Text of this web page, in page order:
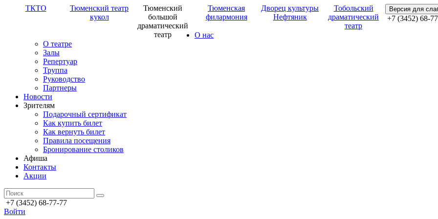
ТКТО
Тюменский театр
кукол
Тюменский
большой
драматический
театр
Тюменская
филармония
Дворец культуры
Нефтяник
Тобольский
драматический
театр
Версия для
+7 (3452) 68-
О нас
О театре
Залы
Репертуар
Труппа
Руководство
Партнеры
Новости
Зрителям
Подарочный сертификат
Как купить билет
Как вернуть билет
Правила посещения
Бронирование столиков
Афиша
Контакты
Акции
+7 (3452) 68-77-77
Войти